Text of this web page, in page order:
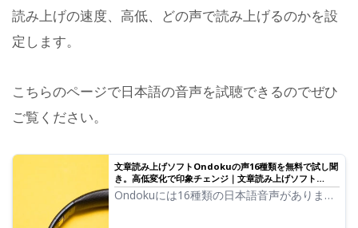
読み上げの速度、高低、どの声で読み上げるのかを設
定します。
こちらのページで日本語の音声を試聴できるのでぜひ
ご覧ください。
文章読み上げソフトOndokuの声16種類を無料で試し聞
き。高低変化で印象チェンジ｜文章読み上げソフト
Ondoku
Ondokuには16種類の日本語音声がありま